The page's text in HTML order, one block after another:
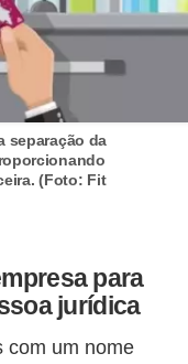
separação da
(Foto: Fit
para
jurídica
com um nome